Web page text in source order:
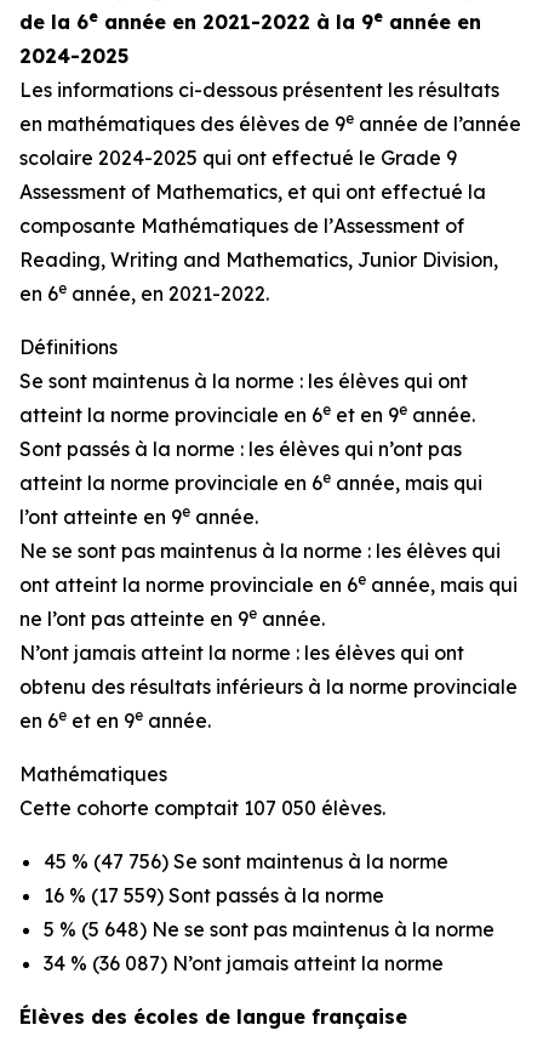
de la 6e année en 2021-2022 à la 9e année en
2024-2025
Les informations ci-dessous présentent les résultats
en mathématiques des élèves de 9e année de l’année
scolaire 2024-2025 qui ont effectué le Grade 9
Assessment of Mathematics, et qui ont effectué la
composante Mathématiques de l’Assessment of
Reading, Writing and Mathematics, Junior Division,
en 6e année, en 2021-2022.
Définitions
Se sont maintenus à la norme : les élèves qui ont
atteint la norme provinciale en 6e et en 9e année.
Sont passés à la norme : les élèves qui n’ont pas
atteint la norme provinciale en 6e année, mais qui
l’ont atteinte en 9e année.
Ne se sont pas maintenus à la norme : les élèves qui
ont atteint la norme provinciale en 6e année, mais qui
ne l’ont pas atteinte en 9e année.
N’ont jamais atteint la norme : les élèves qui ont
obtenu des résultats inférieurs à la norme provinciale
en 6e et en 9e année.
Mathématiques
Cette cohorte comptait 107 050 élèves.
45 % (47 756) Se sont maintenus à la norme
16 % (17 559) Sont passés à la norme
5 % (5 648) Ne se sont pas maintenus à la norme
34 % (36 087) N’ont jamais atteint la norme
Élèves des écoles de langue française